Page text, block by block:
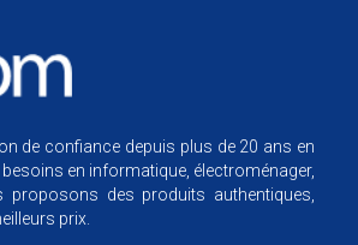
de confiance depuis plus de 20 ans en
en informatique, électroménager,
proposons des produits authentiques,
prix.